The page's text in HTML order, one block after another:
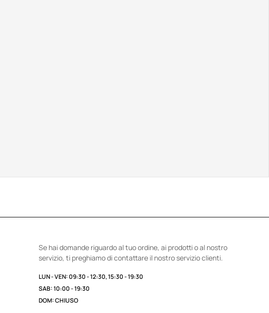
Se hai domande riguardo al tuo ordine, ai prodotti o al nostro
servizio, ti preghiamo di contattare il nostro servizio clienti.
LUN - VEN: 09:30 - 12:30, 15:30 - 19:30
SAB: 10:00 - 19:30
DOM: CHIUSO